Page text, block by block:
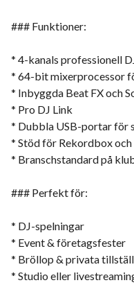
### Funktioner:
* 4-kanals professionell
* 64-bit mixerprocessor
* Inbyggda Beat FX och
* Pro DJ Link
* Dubbla USB-portar för
* Stöd för Rekordbox och
* Branschstandard på
### Perfekt för:
* DJ-spelningar
* Event & företagsfester
* Bröllop & privata
* Studio eller